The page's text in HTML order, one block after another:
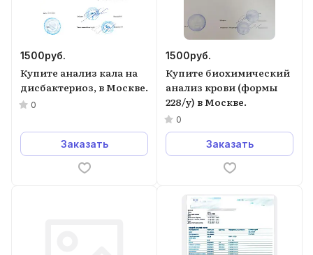
1500руб.
Купите анализ кала на
дисбактериоз, в Москве.
0
Заказать
1500руб.
Купите биохимический
анализ крови (формы
228/у) в Москве.
0
Заказать